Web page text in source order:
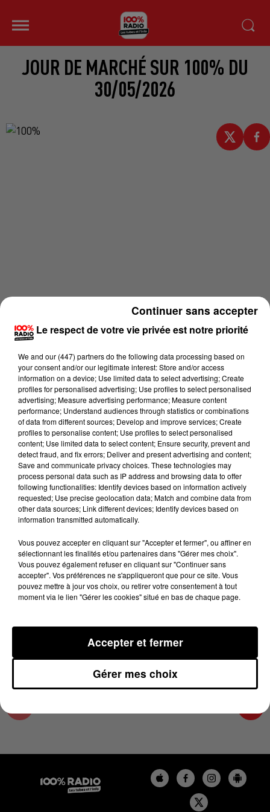
JOUR DE MARCHÉ SUR 100% DU
30/05/2026
Lecture (6 min 29 sec)
100%
Jour de marché sur 100% du 30/05/2026
30 mai 2026 - 6 min 29 sec
JOUR DE MARCHÉ SUR 100% DU 30/05/2026
Bousquet et ses expertys
Le respect de votre vie privée est notre priorité
We and our (447) partnersdo the following data processing based on
your consent and/or our legitimate interest: Store and/or access
information on a device; Use limited data to select advertising; Create
profiles for personalised advertising; Use profiles to select personalised
advertising; Measure advertising performance; Measure content
performance; Understand audiences through statistics or combinations
of data from different sources; Develop and improve services; Create
profiles to personalise content; Use profiles to select personalised
content; Use limited data to select content; Ensure security, prevent and
detect fraud, and fix errors; Deliver and present advertising and content;
Save and communicate privacy choices. These technologies may
process personal data such as IP address and browsing data to offer
following functionalities: Identify devices based on information actively
requested; Use precise geolocation data; Match and combine data from
other data sources; Link different devices; Identify devices based on
information transmitted automatically.
Vous pouvez accepter en cliquant sur "Accepter et fermer", ou affiner en
sélectionnant les finalités et/ou partenaires dans "Gérer mes choix".
Vous pouvez également refuser en cliquant sur "Continuer sans
accepter". Vos préférences ne s'appliqueront que pour ce site. Vous
pouvez mettre à jour vos choix, ou retirer votre consentement à tout
moment via le lien "Gérer les cookies" situé en bas de chaque page.
Gérer mes choix
Accepter et fermer
Continuer sans accepter